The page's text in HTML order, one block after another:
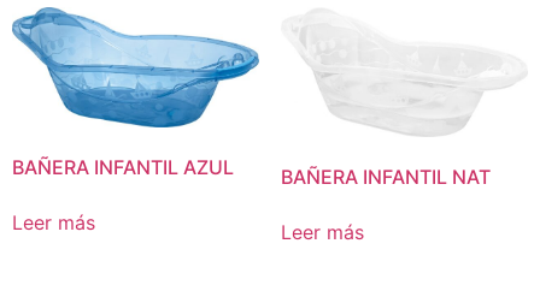
BAÑERA INFANTIL AZUL
Leer más
BAÑERA INFANTIL NAT
Leer más